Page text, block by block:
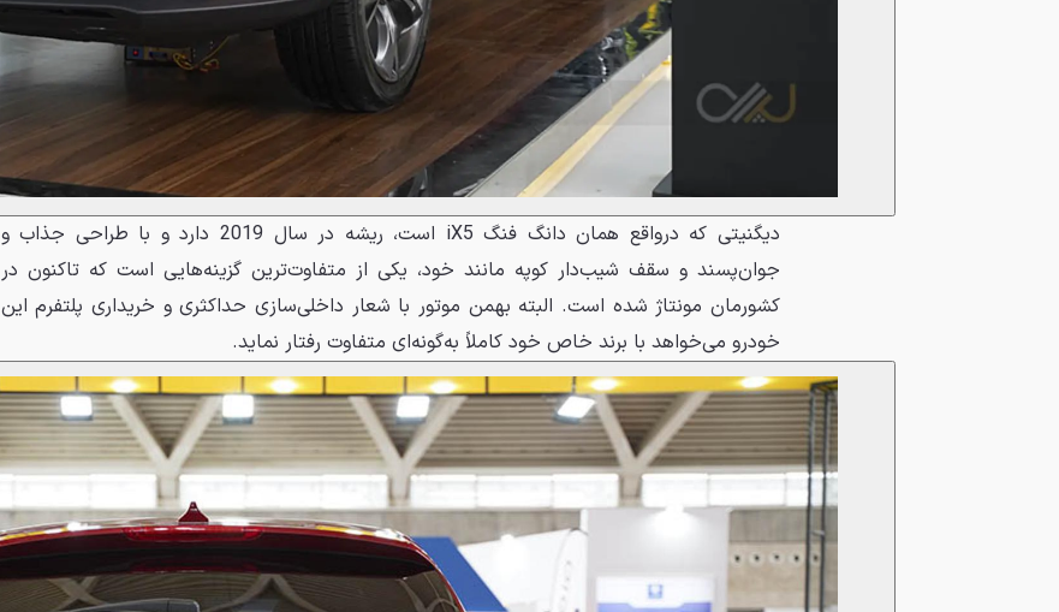
دیگنیتی که درواقع همان دانگ فنگ iX5 است، ریشه در سال 2019 دارد و با طراحی جذاب و
جوان‌پسند و سقف شیب‌دار کوپه مانند خود، یکی از متفاوت‌ترین گزینه‌هایی است که تاکنون در
کشورمان مونتاژ شده است. البته بهمن موتور با شعار داخلی‌سازی حداکثری و خریداری پلتفرم این
خودرو می‌خواهد با برند خاص خود کاملاً به‌گونه‌ای متفاوت رفتار نماید.